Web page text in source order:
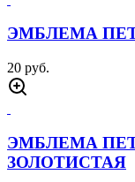
ЭМБЛЕМА
20 руб.
ЭМБЛЕМА
ЗОЛОТИСТАЯ